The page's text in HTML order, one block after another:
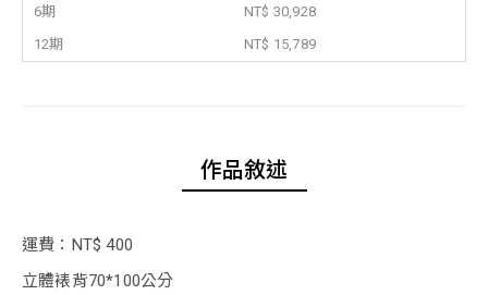
6期
NT$ 30,928
12期
NT$ 15,789
作品敘述
運費：NT$ 400
立體裱背70*100公分